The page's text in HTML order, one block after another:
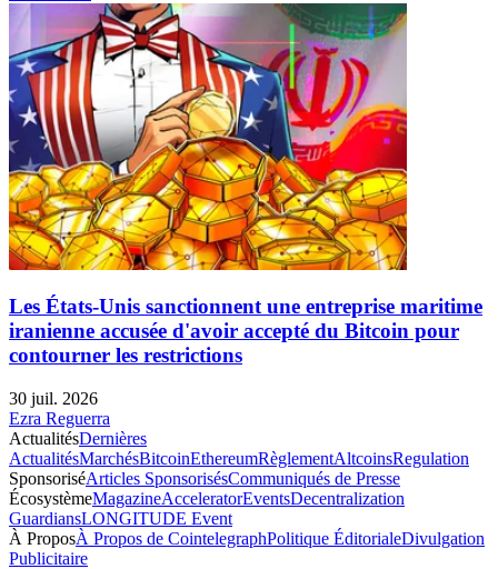
Les États-Unis sanctionnent une entreprise maritime
iranienne accusée d'avoir accepté du Bitcoin pour
contourner les restrictions
30 juil. 2026
Ezra Reguerra
ActualitésDernières
ActualitésMarchésBitcoinEthereumRèglementAltcoinsRegulation
SponsoriséArticles SponsorisésCommuniqués de Presse
ÉcosystèmeMagazineAcceleratorEventsDecentralization
GuardiansLONGITUDE Event
À ProposÀ Propos de CointelegraphPolitique ÉditorialeDivulgation
Publicitaire